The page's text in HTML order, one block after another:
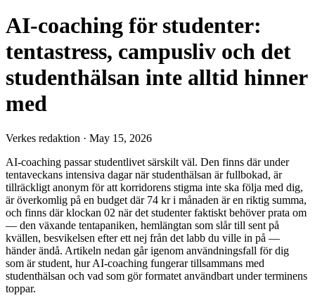
AI-coaching för studenter:
tentastress, campusliv och det
studenthälsan inte alltid hinner
med
Verkes redaktion · May 15, 2026
AI-coaching passar studentlivet särskilt väl. Den finns där under
tentaveckans intensiva dagar när studenthälsan är fullbokad, är
tillräckligt anonym för att korridorens stigma inte ska följa med dig,
är överkomlig på en budget där 74 kr i månaden är en riktig summa,
och finns där klockan 02 när det studenter faktiskt behöver prata om
— den växande tentapaniken, hemlängtan som slår till sent på
kvällen, besvikelsen efter ett nej från det labb du ville in på —
händer ändå. Artikeln nedan går igenom användningsfall för dig
som är student, hur AI-coaching fungerar tillsammans med
studenthälsan och vad som gör formatet användbart under terminens
toppar.